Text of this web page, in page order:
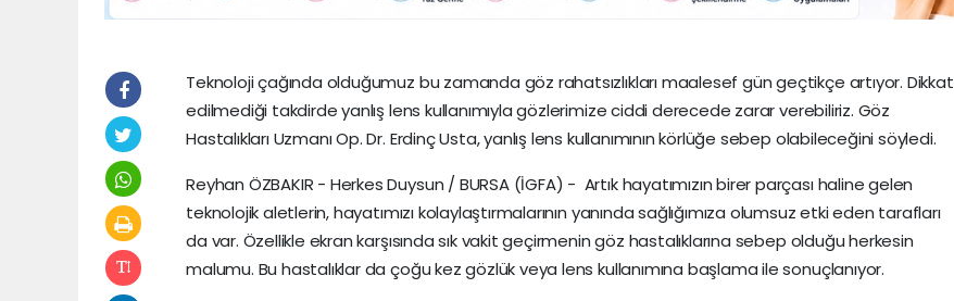
Teknoloji çağında olduğumuz bu zamanda göz rahatsızlıkları maalesef gün geçtikçe artıyor. Dikkat
edilmediği takdirde yanlış lens kullanımıyla gözlerimize ciddi derecede zarar verebiliriz. Göz
Hastalıkları Uzmanı Op. Dr. Erdinç Usta, yanlış lens kullanımının körlüğe sebep olabileceğini söyledi.
Reyhan ÖZBAKIR - Herkes Duysun / BURSA (İGFA) - Artık hayatımızın birer parçası haline gelen
teknolojik aletlerin, hayatımızı kolaylaştırmalarının yanında sağlığımıza olumsuz etki eden tarafları
da var. Özellikle ekran karşısında sık vakit geçirmenin göz hastalıklarına sebep olduğu herkesin
malumu. Bu hastalıklar da çoğu kez gözlük veya lens kullanımına başlama ile sonuçlanıyor.